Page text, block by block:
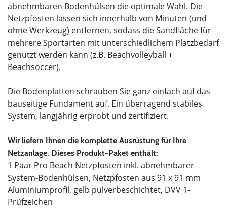
abnehmbaren Bodenhülsen die optimale Wahl. Die
Netzpfosten lassen sich innerhalb von Minuten (und
ohne Werkzeug) entfernen, sodass die Sandfläche für
mehrere Sportarten mit unterschiedlichem Platzbedarf
genutzt werden kann (z.B. Beachvolleyball +
Beachsoccer).
Die Bodenplatten schrauben Sie ganz einfach auf das
bauseitige Fundament auf. Ein überragend stabiles
System, langjährig erprobt und zertifiziert.
Wir liefern Ihnen die komplette Ausrüstung für Ihre
Netzanlage. Dieses Produkt-Paket enthält:
1 Paar Pro Beach Netzpfosten inkl. abnehmbarer
System-Bodenhülsen, Netzpfosten aus 91 x 91 mm
Aluminiumprofil, gelb pulverbeschichtet, DVV 1-
Prüfzeichen